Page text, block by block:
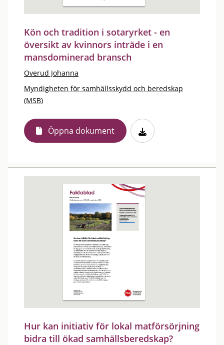
Kön och tradition i sotaryrket - en
översikt av kvinnors inträde i en
mansdominerad bransch
Overud Johanna
Myndigheten för samhällsskydd och beredskap
(MSB)
Öppna dokument
Hur kan initiativ för lokal matförsörjning
bidra till ökad samhällsberedskap?